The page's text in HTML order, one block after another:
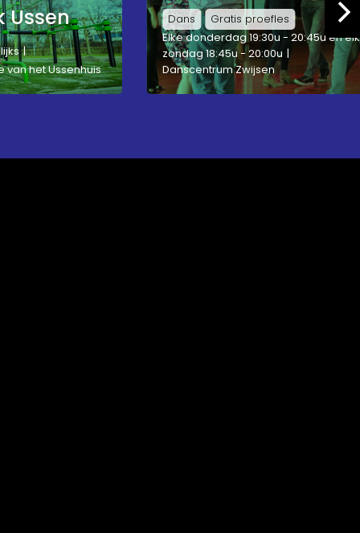
Ussen
van het Ussenhuis
Dans
Gratis proefles
Elke donderdag 19:30u - 20:45u en
zondag 18:45u - 20:00u
Danscentrum Zwijsen